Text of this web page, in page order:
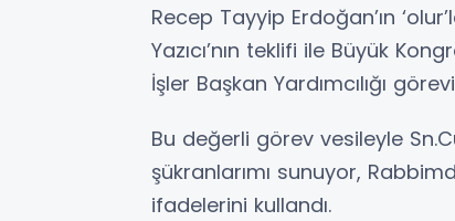
Recep Tayyip Erdoğan’ın
Yazıcı’nın teklifi ile Büyük
İşler Başkan Yardımcılığı
Bu değerli görev vesileyle
şükranlarımı sunuyor,
ifadelerini kullandı.